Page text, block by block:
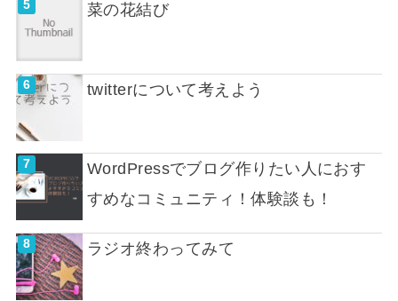
菜の花結び
twitterについて考えよう
WordPressでブログ作りたい人におす
すめなコミュニティ！体験談も！
ラジオ終わってみて